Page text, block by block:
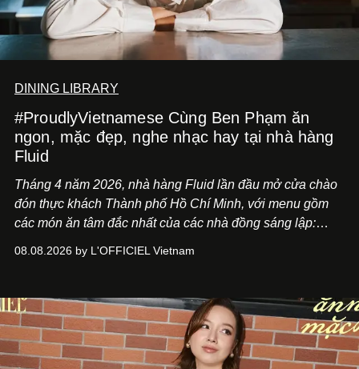
DINING LIBRARY
#ProudlyVietnamese Cùng Ben Phạm ăn
ngon, mặc đẹp, nghe nhạc hay tại nhà hàng
Fluid
Tháng 4 năm 2026, nhà hàng Fluid lần đầu mở cửa chào
đón thực khách Thành phố Hồ Chí Minh, với menu gồm
các món ăn tâm đắc nhất của các nhà đồng sáng lập:
món ăn đa dạng từ Á đến Âu nhanh chóng được yêu thích
mang đến niềm vui cho thực khách.
08.08.2026 by L'OFFICIEL Vietnam